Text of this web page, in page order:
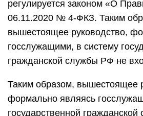
регулируется законом «О
06.11.2020 № 4-ФКЗ. Таким
вышестоящее руководство,
госслужащими, в систему
гражданской службы РФ не
Таким образом, вышестоящее
формально являясь
государственной